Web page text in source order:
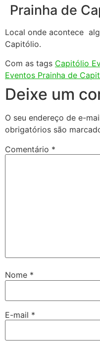
Prainha de
Local onde acontece
Capitólio.
Com as tags Capitólio
Eventos Prainha de
Deixe um
O seu endereço de e-
obrigatórios são
Comentário *
Nome *
E-mail *